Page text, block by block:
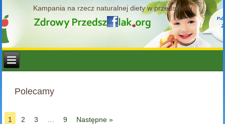
Kampania na rzecz naturalnej diety w przedszkolu
Polecamy
1 2 3 9 Następne »